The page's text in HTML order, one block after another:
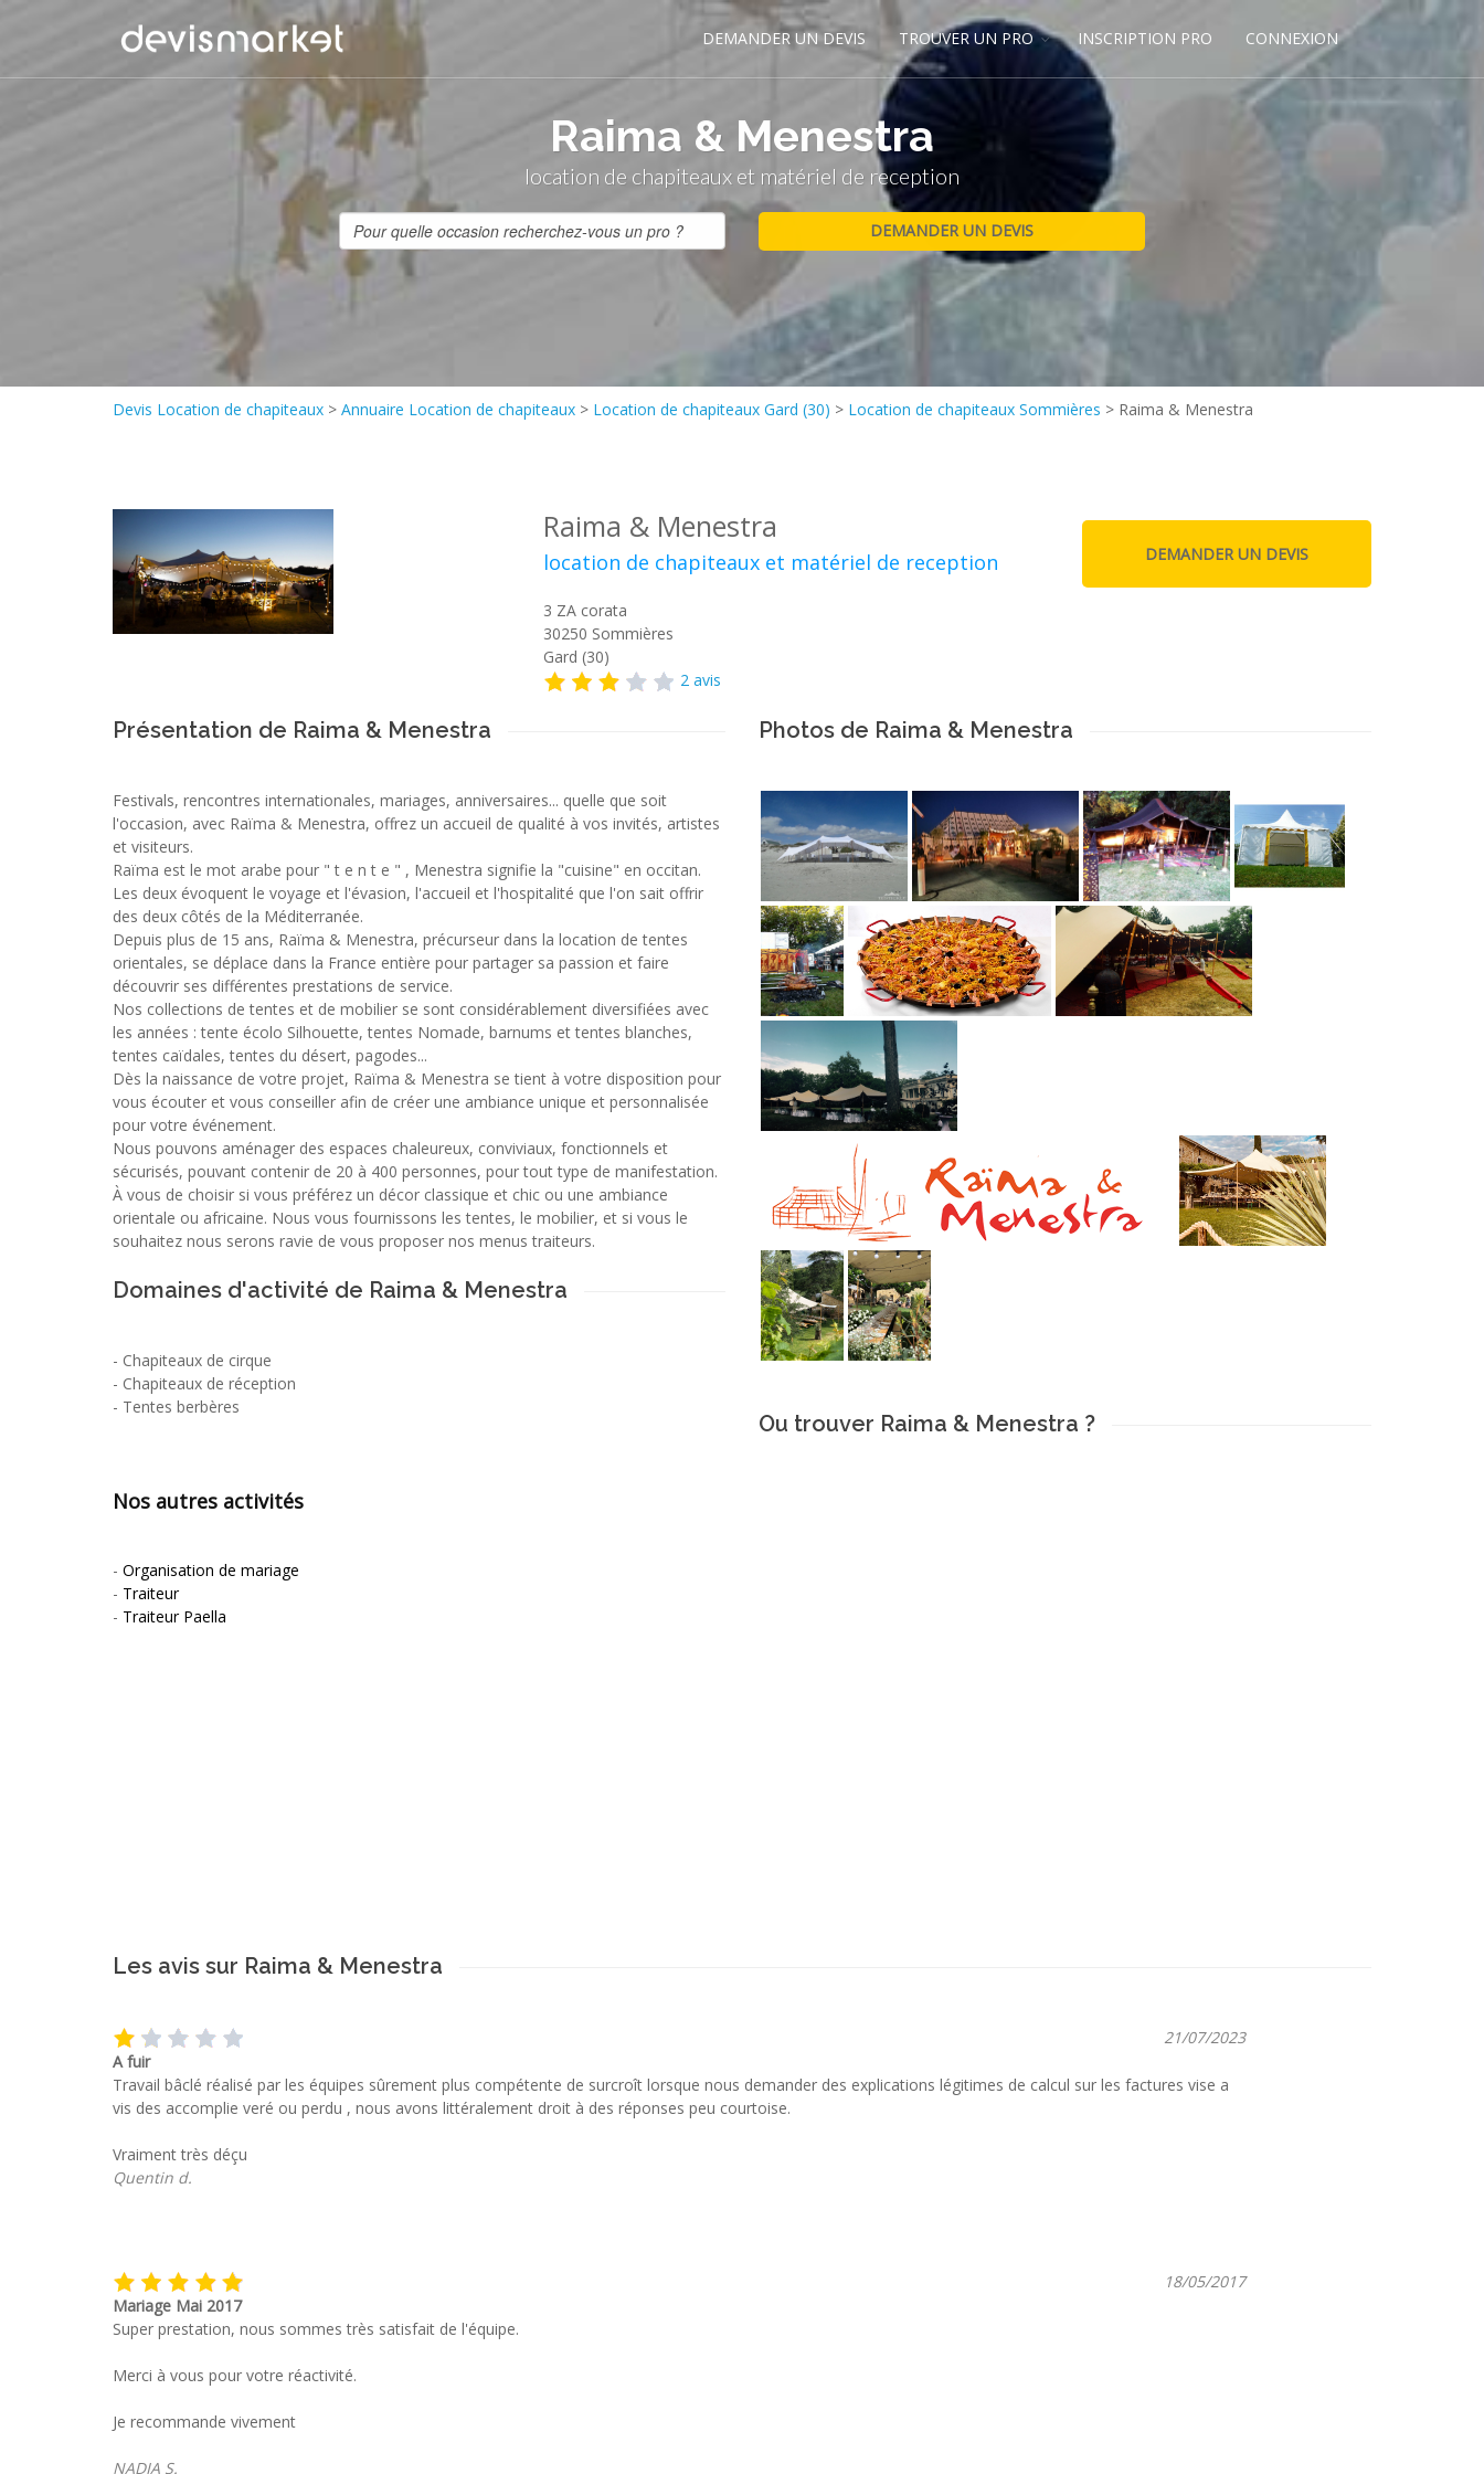
DEMANDER UN DEVIS TROUVER UN PRO INSCRIPTION PRO CONNEXION
Raima & Menestra
location de chapiteaux et matériel de reception
Devis Location de chapiteaux > Annuaire Location de chapiteaux > Location de chapiteaux Gard (30) > Location de chapiteaux Sommières > Raima & Menestra
Raima & Menestra
location de chapiteaux et matériel de reception
3 ZA corata
30250 Sommières
Gard (30)
2 avis
Présentation de Raima & Menestra
Festivals, rencontres internationales, mariages, anniversaires... quelle que soit
l'occasion, avec Raïma & Menestra, offrez un accueil de qualité à vos invités, artistes
et visiteurs.
Raïma est le mot arabe pour " t e n t e " , Menestra signifie la "cuisine" en occitan.
Les deux évoquent le voyage et l'évasion, l'accueil et l'hospitalité que l'on sait offrir
des deux côtés de la Méditerranée.
Depuis plus de 15 ans, Raïma & Menestra, précurseur dans la location de tentes
orientales, se déplace dans la France entière pour partager sa passion et faire
découvrir ses différentes prestations de service.
Nos collections de tentes et de mobilier se sont considérablement diversifiées avec
les années : tente écolo Silhouette, tentes Nomade, barnums et tentes blanches,
tentes caïdales, tentes du désert, pagodes...
Dès la naissance de votre projet, Raïma & Menestra se tient à votre disposition pour
vous écouter et vous conseiller afin de créer une ambiance unique et personnalisée
pour votre événement.
Nous pouvons aménager des espaces chaleureux, conviviaux, fonctionnels et
sécurisés, pouvant contenir de 20 à 400 personnes, pour tout type de manifestation.
À vous de choisir si vous préférez un décor classique et chic ou une ambiance
orientale ou africaine. Nous vous fournissons les tentes, le mobilier, et si vous le
souhaitez nous serons ravie de vous proposer nos menus traiteurs.
Domaines d'activité de Raima & Menestra
- Chapiteaux de cirque
- Chapiteaux de réception
- Tentes berbères
Nos autres activités
- Organisation de mariage
- Traiteur
- Traiteur Paella
Photos de Raima & Menestra
Ou trouver Raima & Menestra ?
Les avis sur Raima & Menestra
21/07/2023
A fuir
Travail bâclé réalisé par les équipes sûrement plus compétente de surcroît lorsque nous demander des explications légitimes de calcul sur les factures vise a
vis des accomplie veré ou perdu , nous avons littéralement droit à des réponses peu courtoise.
Vraiment très déçu
Quentin d.
18/05/2017
Mariage Mai 2017
Super prestation, nous sommes très satisfait de l'équipe.
Merci à vous pour votre réactivité.
Je recommande vivement
NADIA S.